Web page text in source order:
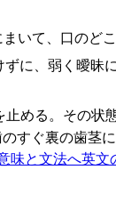
まいて、口のど
ずに、弱く曖昧
止める。その
のすぐ裏の歯茎
味と文法へ英文